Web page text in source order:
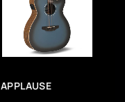
APPLAUSE